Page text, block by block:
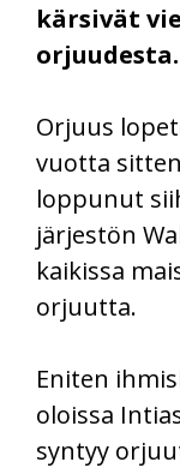
kärsivät
orjuudesta.
Orjuus
vuotta
loppunut
järjestön
kaikissa
orjuutta.
Eniten
oloissa
syntyy